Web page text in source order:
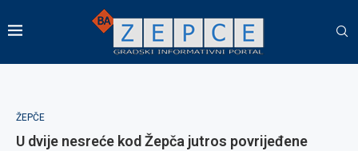
ŽEPČE
U dvije nesreće kod Žepča jutros povrijeđene